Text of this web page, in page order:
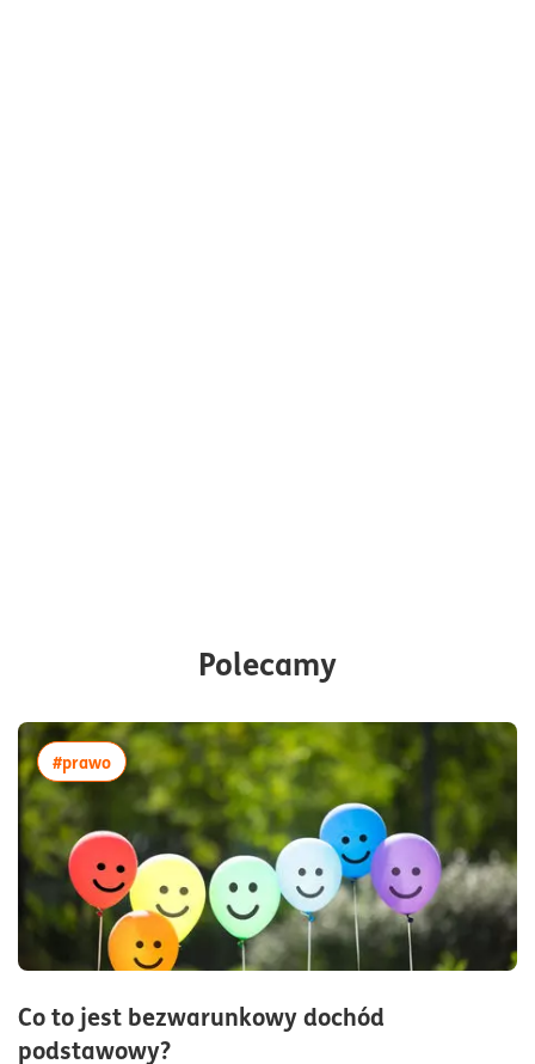
Polecamy
Co to jest bezwarunkowy dochód
podstawowy?czas czytania3minuty
#prawowięcej artykułów z tagiem:#prawo